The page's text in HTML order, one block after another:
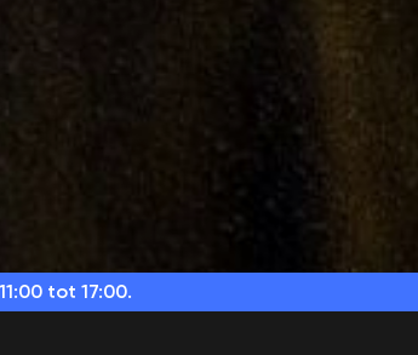
tot 17:00.